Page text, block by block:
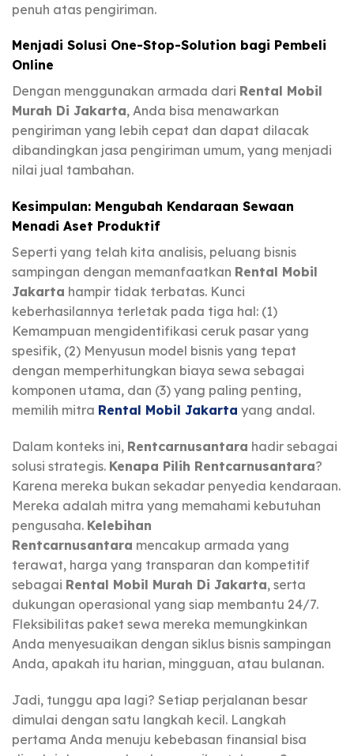
penuh atas pengiriman.
Menjadi Solusi One-Stop-Solution bagi Pembeli
Online
Dengan menggunakan armada dari Rental Mobil
Murah Di Jakarta, Anda bisa menawarkan
pengiriman yang lebih cepat dan dapat dilacak
dibandingkan jasa pengiriman umum, yang menjadi
nilai jual tambahan.
Kesimpulan: Mengubah Kendaraan Sewaan
Menadi Aset Produktif
Seperti yang telah kita analisis, peluang bisnis
sampingan dengan memanfaatkan Rental Mobil
Jakarta hampir tidak terbatas. Kunci
keberhasilannya terletak pada tiga hal: (1)
Kemampuan mengidentifikasi ceruk pasar yang
spesifik, (2) Menyusun model bisnis yang tepat
dengan memperhitungkan biaya sewa sebagai
komponen utama, dan (3) yang paling penting,
memilih mitra Rental Mobil Jakarta yang andal.
Dalam konteks ini, Rentcarnusantara hadir sebagai
solusi strategis. Kenapa Pilih Rentcarnusantara?
Karena mereka bukan sekadar penyedia kendaraan.
Mereka adalah mitra yang memahami kebutuhan
pengusaha. Kelebihan
Rentcarnusantara mencakup armada yang
terawat, harga yang transparan dan kompetitif
sebagai Rental Mobil Murah Di Jakarta, serta
dukungan operasional yang siap membantu 24/7.
Fleksibilitas paket sewa mereka memungkinkan
Anda menyesuaikan dengan siklus bisnis sampingan
Anda, apakah itu harian, mingguan, atau bulanan.
Jadi, tunggu apa lagi? Setiap perjalanan besar
dimulai dengan satu langkah kecil. Langkah
pertama Anda menuju kebebasan finansial bisa